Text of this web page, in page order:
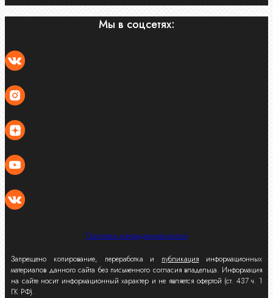
Мы в соцсетях:
Политика конфиденциальности
Запрещено копирование, переработка и публикация информационных
материалов данного сайта без письменного согласия владельца. Информация
на сайте носит информационный характер и не является офертой (ст. 437 ч. 1
ГК РФ).